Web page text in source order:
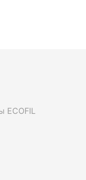
ECOFIL